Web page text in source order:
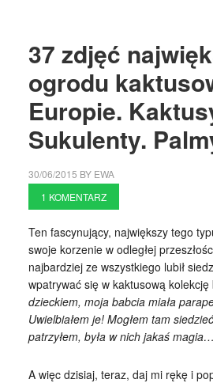
37 zdjęć
ogrodu
Europie.
Sukulenty.
30/06/2015 BY EWA
1 KOMENTARZ
Ten fascynujący, największy tego
swoje korzenie w odległej
najbardziej ze wszystkiego lubił
wpatrywać się w kaktusową
dzieckiem, moja babcia miała
Uwielbiałem je! Mogłem tam
patrzyłem, była w nich jakaś magia…
A więc dzisiaj, teraz, daj mi rękę i